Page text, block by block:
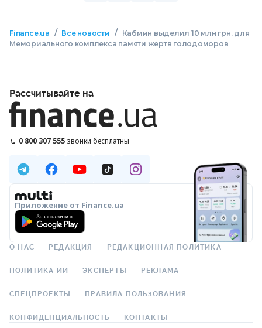
Finance.ua / Все новости /
Кабмин выделил 10 млн грн. для
Мемориального комплекса памяти жертв голодоморов
Рассчитывайте на
0 800 307 555 звонки бесплатны
Приложение от Finance.ua
О НАС РЕДАКЦИЯ РЕДАКЦИОННАЯ ПОЛИТИКА
ПОЛИТИКА ИИ ЭКСПЕРТЫ РЕКЛАМА
СПЕЦПРОЕКТЫ ПРАВИЛА ПОЛЬЗОВАНИЯ
КОНФИДЕНЦИАЛЬНОСТЬ КОНТАКТЫ